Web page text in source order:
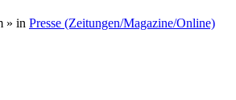
» in Presse (Zeitungen/Magazine/Online)